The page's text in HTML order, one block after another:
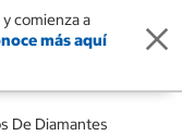
comienza a
más aquí
De Diamantes